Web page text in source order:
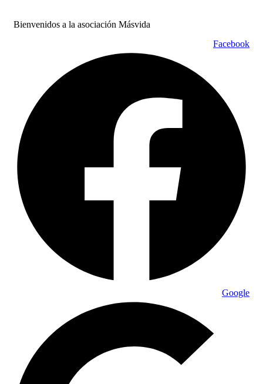
Bienvenidos a la asociación Másvida
Facebook
Google